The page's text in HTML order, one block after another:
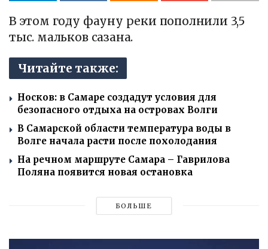
В этом году фауну реки пополнили 3,5
тыс. мальков сазана.
Читайте также:
Носков: в Самаре создадут условия для
безопасного отдыха на островах Волги
В Самарской области температура воды в
Волге начала расти после похолодания
На речном маршруте Самара – Гаврилова
Поляна появится новая остановка
БОЛЬШЕ